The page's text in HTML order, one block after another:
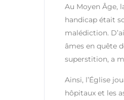
Au Moyen Âge,
handicap était
malédiction.
âmes en quête
superstition, a
Ainsi, l’Église
hôpitaux et les